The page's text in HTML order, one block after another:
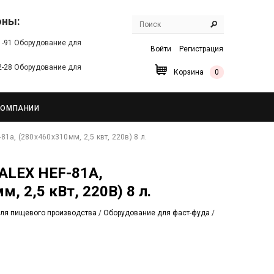
91 Оборудование для
28 Оборудование для
Войти Регистрация
Корзина 0
(280х460х310мм, 2,5 квт, 220в) 8 л.
2,5 кВт, 220В) 8 л.
пищевого производства / Оборудование для фаст-фуда /